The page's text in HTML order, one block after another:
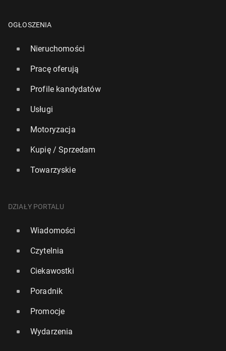
OGŁOSZENIA
Nieruchomości
Pracę oferują
Profile kandydatów
Usługi
Motoryzacja
Kupię / Sprzedam
Towarzyskie
DZIAŁY PORTALU
Wiadomości
Czytelnia
Ciekawostki
Poradnik
Promocje
Wydarzenia